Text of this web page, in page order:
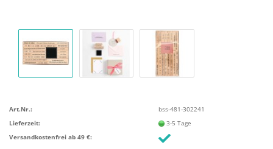
Art.Nr.:
bss-481-302241
Lieferzeit:
3-5 Tage
Versandkostenfrei ab 49 €: